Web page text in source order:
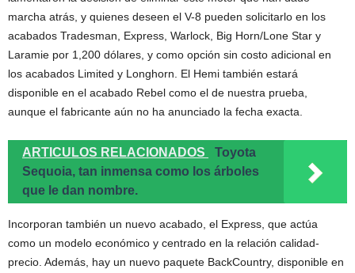
marcha atrás, y quienes deseen el V-8 pueden solicitarlo en los
acabados Tradesman, Express, Warlock, Big Horn/Lone Star y
Laramie por 1,200 dólares, y como opción sin costo adicional en
los acabados Limited y Longhorn. El Hemi también estará
disponible en el acabado Rebel como el de nuestra prueba,
aunque el fabricante aún no ha anunciado la fecha exacta.
ARTICULOS RELACIONADOS
Toyota
Sequoia, tan inmensa como los árboles
que le dan nombre.
Incorporan también un nuevo acabado, el Express, que actúa
como un modelo económico y centrado en la relación calidad-
precio. Además, hay un nuevo paquete BackCountry, disponible en